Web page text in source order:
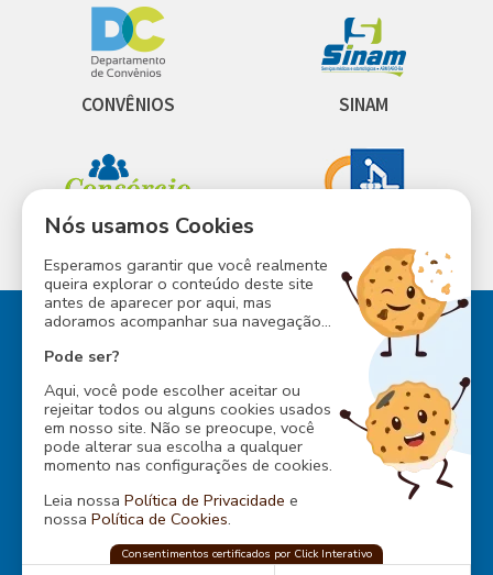
CONVÊNIOS SINAM
Rua Baependi, 162
Ondina, Salvador - Bahia
CEP: 40170-070
Tel.:... ver telefone
Endereço da Sede Social:
Av. Dom Eugênio Sales, s/n
Boca do Rio, Salvador - BA
CEP: 41706-670
Tel.:... ver telefone
Nós usamos Cookies
Esperamos garantir que você realmente
queira explorar o conteúdo deste site
antes de aparecer por aqui, mas
adoramos acompanhar sua navegação...
Pode ser?
Aqui, você pode escolher aceitar ou
rejeitar todos ou alguns cookies usados
em nosso site. Não se preocupe, você
pode alterar sua escolha a qualquer
momento nas configurações de cookies.
Leia nossa Política de Privacidade e
nossa Política de Cookies.
Consentimentos certificados por Click Interativo
ABM Sede Socialconfia naClick Interativopara proteger